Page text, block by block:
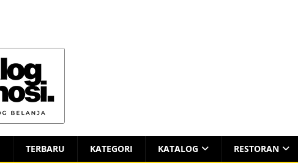
TERBARU KATEGORI KATALOG RESTORAN